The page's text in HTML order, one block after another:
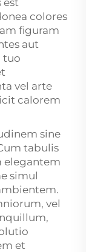
colores
figuram
aut
tuo
vel arte
calorem
sine
tabulis
elegantem
simul
vel
et